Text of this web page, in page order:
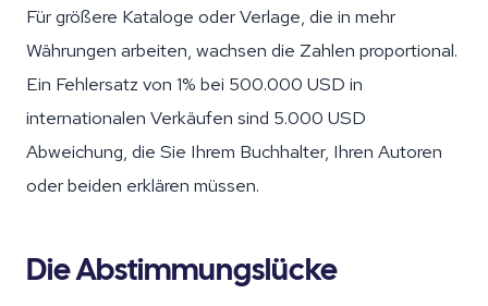
Für größere Kataloge oder Verlage, die in mehr
Währungen arbeiten, wachsen die Zahlen proportional.
Ein Fehlersatz von 1% bei 500.000 USD in
internationalen Verkäufen sind 5.000 USD
Abweichung, die Sie Ihrem Buchhalter, Ihren Autoren
oder beiden erklären müssen.
Die Abstimmungslücke